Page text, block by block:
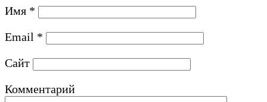
Имя *
Email *
Сайт
Комментарий